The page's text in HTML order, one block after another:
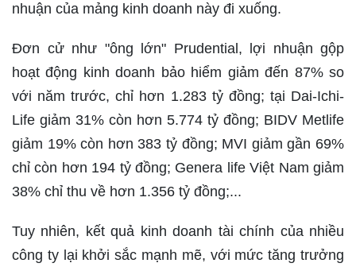
nhuận của mảng kinh doanh này đi xuống.
Đơn cử như "ông lớn" Prudential, lợi nhuận gộp
hoạt động kinh doanh bảo hiểm giảm đến 87% so
với năm trước, chỉ hơn 1.283 tỷ đồng; tại Dai-Ichi-
Life giảm 31% còn hơn 5.774 tỷ đồng; BIDV Metlife
giảm 19% còn hơn 383 tỷ đồng; MVI giảm gần 69%
chỉ còn hơn 194 tỷ đồng; Genera life Việt Nam giảm
38% chỉ thu về hơn 1.356 tỷ đồng;...
Tuy nhiên, kết quả kinh doanh tài chính của nhiều
công ty lại khởi sắc mạnh mẽ, với mức tăng trưởng